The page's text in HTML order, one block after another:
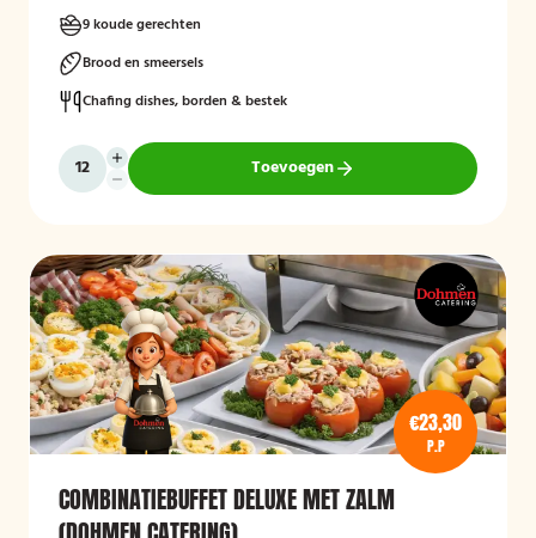
9 koude gerechten
Brood en smeersels
Chafing dishes, borden & bestek
Toevoegen
€23,30
P.P
COMBINATIEBUFFET DELUXE MET ZALM